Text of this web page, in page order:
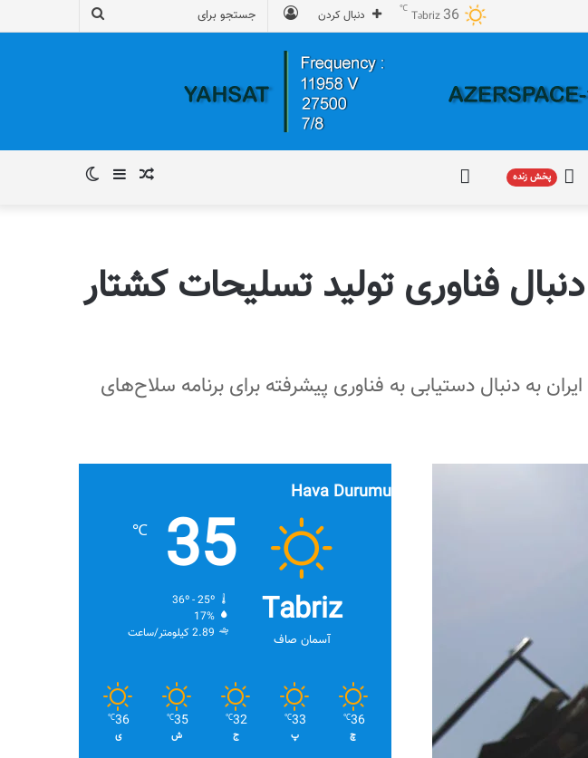
دنبال کردن Təbriz36
℃
پخش
پخش زنده سایدبار نوشته
فناوری‌ تولید تسلیحات کشتار
به دنبال دستیابی به فناوری پیشرفته برای برنامه سلاح‌های
Hava Durumu
Tabriz
آسمان صاف
35
℃
36º - 25º
17%
2.89 کیلومتر/ساعت
36
℃
چ
33
℃
پ
32
℃
ج
35
℃
ش
36
℃
ی